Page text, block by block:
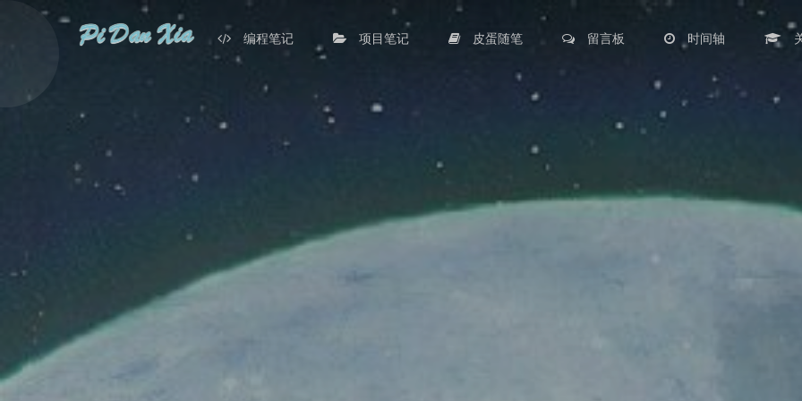
编程笔记 项目笔记 皮蛋随笔 留言板 时间轴